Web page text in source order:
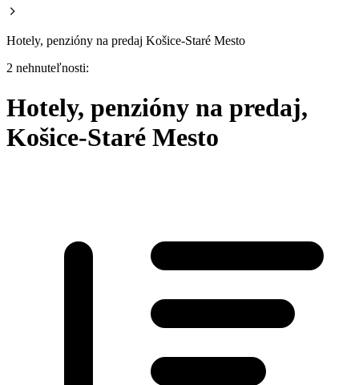
Hotely, penzióny na predaj Košice-Staré Mesto
2 nehnuteľnosti:
Hotely, penzióny na predaj,
Košice-Staré Mesto